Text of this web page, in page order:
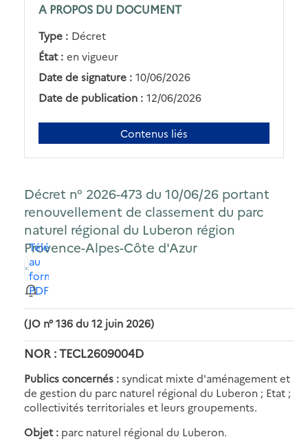
A PROPOS DU DOCUMENT
Type : Décret
État : en vigueur
Date de signature : 10/06/2026
Date de publication : 12/06/2026
Contenus liés
Décret n° 2026-473 du 10/06/26 portant
renouvellement de classement du parc
naturel régional du Luberon région
Provence-Alpes-Côte d'Azur
Télécharger
au
format
PDF
(JO n° 136 du 12 juin 2026)
NOR : TECL2609004D
Publics concernés :syndicat mixte d'aménagement et
de gestion du parc naturel régional du Luberon ; Etat ;
collectivités territoriales et leurs groupements.
Objet : parc naturel régional du Luberon.